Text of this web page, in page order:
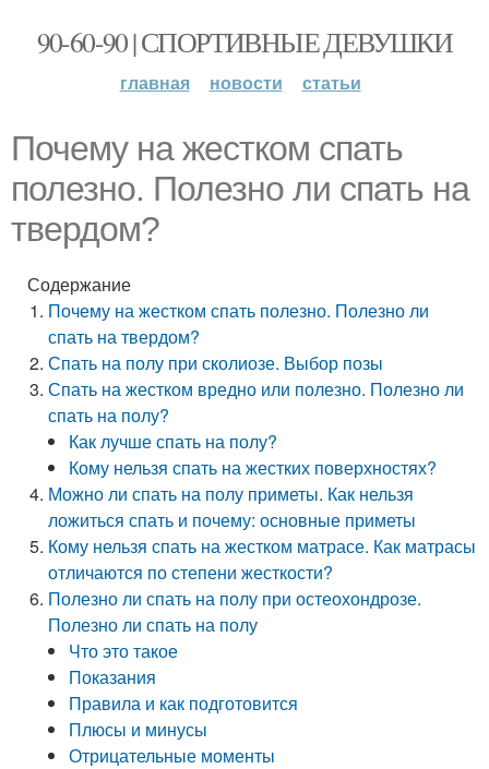
90-60-90 | СПОРТИВНЫЕ ДЕВУШКИ
главная новости статьи
Почему на жестком спать
полезно. Полезно ли спать на
твердом?
Содержание
Почему на жестком спать полезно. Полезно ли
спать на твердом?
Спать на полу при сколиозе. Выбор позы
Спать на жестком вредно или полезно. Полезно ли
спать на полу?
Как лучше спать на полу?
Кому нельзя спать на жестких поверхностях?
Можно ли спать на полу приметы. Как нельзя
ложиться спать и почему: основные приметы
Кому нельзя спать на жестком матрасе. Как матрасы
отличаются по степени жесткости?
Полезно ли спать на полу при остеохондрозе.
Полезно ли спать на полу
Что это такое
Показания
Правила и как подготовится
Плюсы и минусы
Отрицательные моменты